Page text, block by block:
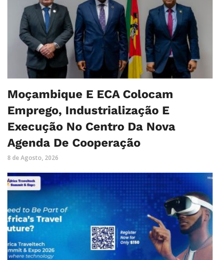
Moçambique E ECA Colocam
Emprego, Industrialização E
Execução No Centro Da Nova
Agenda De Cooperação
8 de Agosto, 2026